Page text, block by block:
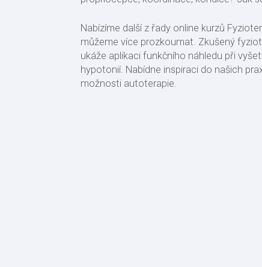
Nabízíme další z řady online kurzů
můžeme více prozkoumat. Zkušený
ukáže aplikaci funkčního náhledu při
hypotonií. Nabídne inspiraci do našich
možnosti autoterapie.